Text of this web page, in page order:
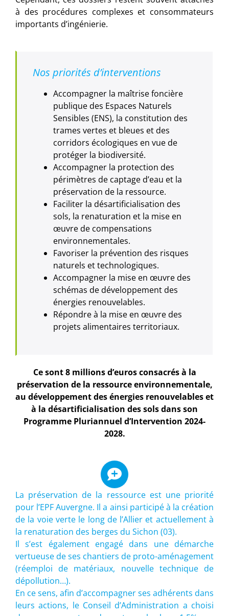
à des procédures complexes et consommateurs
importants d’ingénierie.
Nos priorités d’interventions
Accompagner la maîtrise foncière
publique des Espaces Naturels
Sensibles (ENS), la constitution des
trames vertes et bleues et des
corridors écologiques en vue de
protéger la biodiversité.
Accompagner la protection des
périmètres de captage d’eau et la
préservation de la ressource.
Faciliter la désartificialisation des
sols, la renaturation et la mise en
œuvre de compensations
environnementales.
Favoriser la prévention des risques
naturels et technologiques.
Accompagner la mise en œuvre des
schémas de développement des
énergies renouvelables.
Répondre à la mise en œuvre des
projets alimentaires territoriaux.
Ce sont 8 millions d’euros consacrés à la
préservation de la ressource environnementale,
au développement des énergies renouvelables et
à la désartificialisation des sols dans son
Programme Pluriannuel d’Intervention 2024-
2028.
La préservation de la ressource est une priorité
pour l’EPF Auvergne. Il a ainsi participé à la création
de la voie verte le long de l’Allier et actuellement à
la renaturation des berges du Sichon (03).
Il s’est également engagé dans une démarche
vertueuse de ses chantiers de proto-aménagement
(réemploi de matériaux, nouvelle technique de
dépollution…).
En ce sens, afin d’accompagner ses adhérents dans
leurs actions, le Conseil d’Administration a choisi